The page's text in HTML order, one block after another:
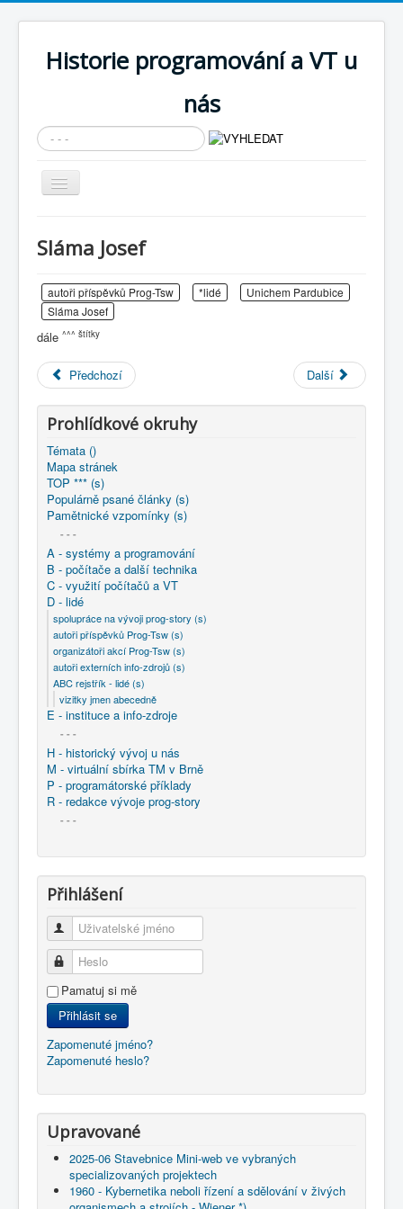
Historie programování a VT u
nás
Vyhledávání...
Přepnout
navigaci
Cíle expozice
PRŮVODCE EXPOZICÍ
Současnost SW a IT
Historické počítače
COBOL
Úvod
vizitky jmen abecedně
Sláma Josef
autoři příspěvků Prog-Tsw *lidé
Unichem Pardubice
Sláma Josef
dále ^^^ štítky
Předchozí Další
Prohlídkové okruhy
Témata ()
Mapa stránek
TOP *** (s)
Populárně psané články (s)
Pamětnické vzpomínky (s)
- - -
A - systémy a programování
B - počítače a další technika
C - využití počítačů a VT
D - lidé
spolupráce na vývoji prog-story (s)
autoři příspěvků Prog-Tsw (s)
organizátoři akcí Prog-Tsw (s)
autoři externích info-zdrojů (s)
ABC rejstřík - lidé (s)
vizitky jmen abecedně
E - instituce a info-zdroje
- - -
H - historický vývoj u nás
M - virtuální sbírka TM v Brně
P - programátorské příklady
R - redakce vývoje prog-story
- - -
Přihlášení
Uživatelské jméno
Heslo
Pamatuj si mě
Přihlásit se
Zapomenuté jméno?
Zapomenuté heslo?
Upravované
2025-06 Stavebnice Mini-web ve vybraných
specializovaných projektech
1960 - Kybernetika neboli řízení a sdělování v živých